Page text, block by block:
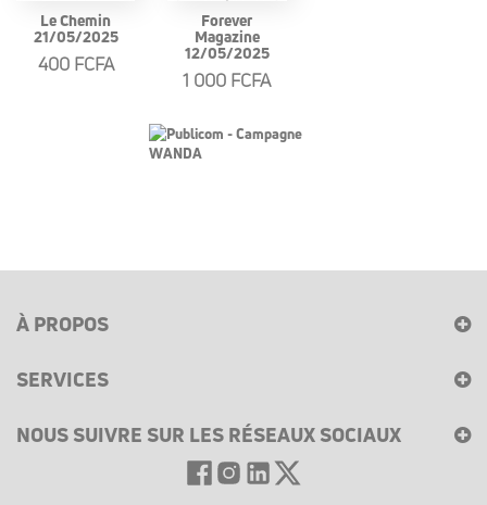
Le Chemin
21/05/2025
400 FCFA
Forever
Magazine
12/05/2025
1 000 FCFA
À PROPOS
SERVICES
NOUS SUIVRE SUR LES RÉSEAUX SOCIAUX